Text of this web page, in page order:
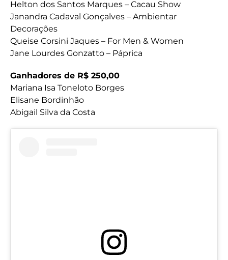
Helton dos Santos Marques – Cacau Show
Janandra Cadaval Gonçalves – Ambientar
Decorações
Queise Corsini Jaques – For Men & Women
Jane Lourdes Gonzatto – Páprica
Ganhadores de R$ 250,00
Mariana Isa Toneloto Borges
Elisane Bordinhão
Abigail Silva da Costa